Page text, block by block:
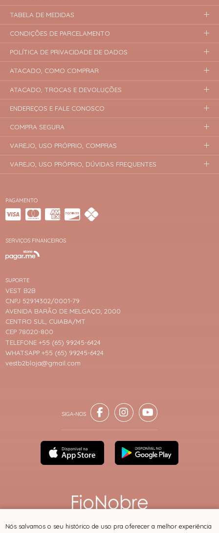
PAGAMENTO
SERVIÇOS FINANCEIROS
SUPORTE
VEST B2B
CNPJ 52914302/0001-79
AVENIDA BARÃO DE MELGAÇO, 2000
CENTRO SUL, CUIABA/MT
CEP 78020-800
TELEFONE +55 (65) 99245-6424
WHATSAPP +55 (65) 99245-6424
vestb2bloja@gmail.com
TABELA DE MEDIDAS
CONDIÇÕES DE PARCELAMENTO
POLÍTICA DE PRIVACIDADE DE DADOS
ATACADO, COMO COMPRAR
ATACADO, TROCAS E DEVOLUÇÕES
ENDEREÇOS E FALE CONOSCO
COMPRA SEGURA
VAREJO, USO PRÓPRIO, COMPRAS
VAREJO, USO PRÓPRIO, DÚVIDAS FREQUENTES
® TODOS DIREITOS RESERVADOS
Nós salvamos o seu histórico de uso pra oferecer a melhor experiência